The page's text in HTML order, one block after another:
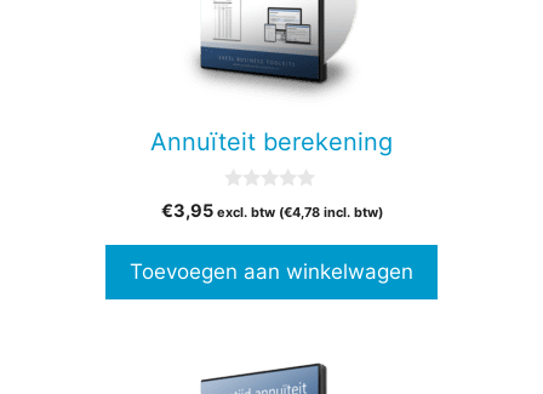
Annuïteit berekening
v
5
€3,95 excl. btw (€4,78incl. btw)
Toevoegen aan winkelwagen